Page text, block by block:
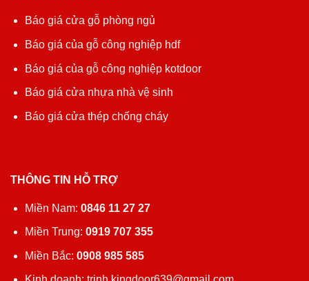
Báo giá cửa gỗ phòng ngủ
Báo giá của gỗ công nghiệp hdf
Báo giá của gỗ công nghiệp kotdoor
Báo giá cửa nhựa nhà vệ sinh
Báo giá cửa thép chống cháy
THÔNG TIN HỖ TRỢ
Miền Nam: 0846 11 27 27
Miền Trung: 0919 707 355
Miền Bắc: 0908 985 585